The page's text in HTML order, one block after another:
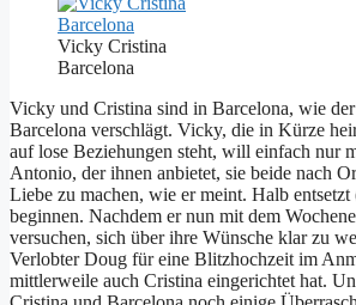
Vicky Cristina
Barcelona
Vicky und Cristina sind in Barcelona, wie
Barcelona verschlägt. Vicky, die in Kürze
auf lose Beziehungen steht, will einfach nur
Antonio, der ihnen anbietet, sie beide nach
Liebe zu machen, wie er meint. Halb
beginnen. Nachdem er nun mit dem
versuchen, sich über ihre Wünsche klar zu
Verlobter Doug für eine Blitzhochzeit im
mittlerweile auch Cristina eingerichtet hat.